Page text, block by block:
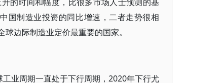
国制造业投资的同比增速，二者走势很相
边际制造业定价最重要的国家。
业周期一直处于下行周期，2020年下行尤